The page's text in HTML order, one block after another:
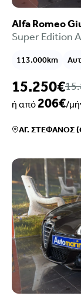
Alfa Romeo
Super Edition
113.000km
15.250€
ή από206€/
ΑΓ. ΣΤΕΦΑΝΟΣ